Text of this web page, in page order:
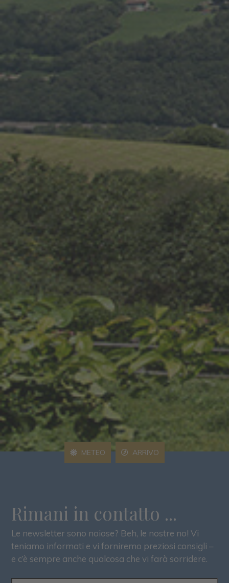
METEO ARRIVO
Rimani in contatto ...
Le newsletter sono noiose? Beh, le nostre no! Vi
teniamo informati e vi forniremo preziosi consigli –
e c’è sempre anche qualcosa che vi farà sorridere.